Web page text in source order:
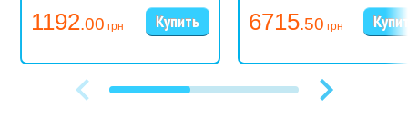
1192.00 грн
60 Вт
105 Вт
300 Вт
6715.50 грн
25 Вт